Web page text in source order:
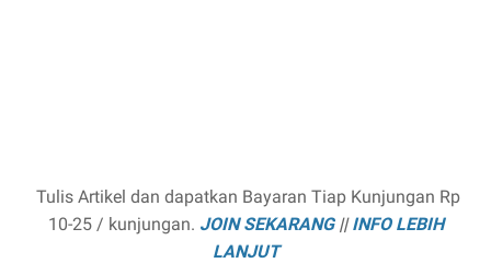
Tulis Artikel dan dapatkan Bayaran Tiap Kunjungan Rp
10-25 / kunjungan. JOIN SEKARANG||INFO LEBIH
LANJUT